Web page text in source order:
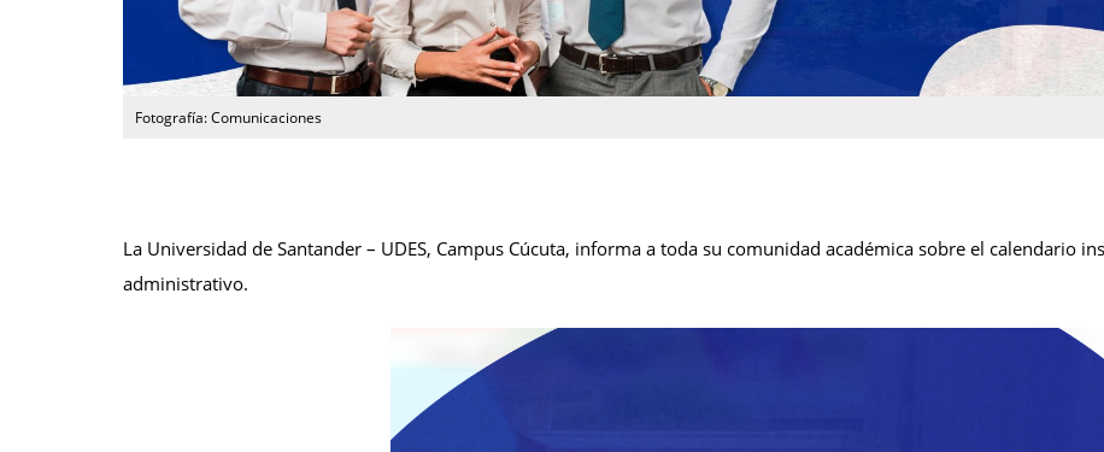
Fotografía: Comunicaciones
La Universidad de Santander – UDES, Campus Cúcuta, informa a toda su comunidad académica sobre el calendario
administrativo.